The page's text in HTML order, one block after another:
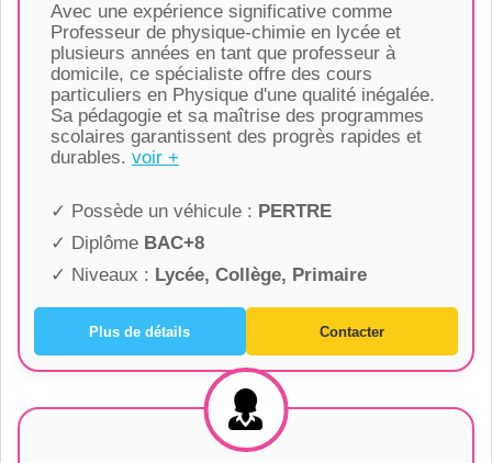
Avec une expérience significative comme
Professeur de physique-chimie en lycée et
plusieurs années en tant que professeur à
domicile, ce spécialiste offre des cours
particuliers en Physique d'une qualité inégalée.
Sa pédagogie et sa maîtrise des programmes
scolaires garantissent des progrès rapides et
durables. voir +
✓ Possède un véhicule : PERTRE
✓ Diplôme BAC+8
✓ Niveaux : Lycée, Collège, Primaire
Plus de détails Contacter